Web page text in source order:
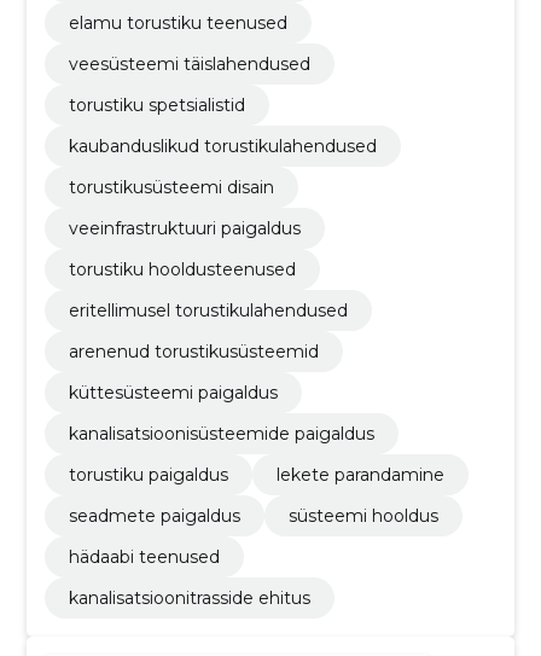
elamu torustiku teenused
veesüsteemi täislahendused
torustiku spetsialistid
kaubanduslikud torustikulahendused
torustikusüsteemi disain
veeinfrastruktuuri paigaldus
torustiku hooldusteenused
eritellimusel torustikulahendused
arenenud torustikusüsteemid
küttesüsteemi paigaldus
kanalisatsioonisüsteemide paigaldus
torustiku paigaldus
lekete parandamine
seadmete paigaldus
süsteemi hooldus
hädaabi teenused
kanalisatsioonitrasside ehitus